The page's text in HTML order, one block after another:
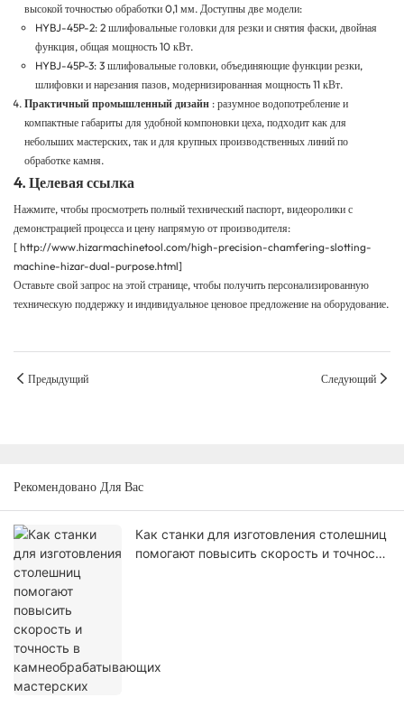
высокой точностью обработки 0,1 мм. Доступны две модели:
HYBJ-45P-2: 2 шлифовальные головки для резки и снятия фаски, двойная
функция, общая мощность 10 кВт.
HYBJ-45P-3: 3 шлифовальные головки, объединяющие функции резки,
шлифовки и нарезания пазов, модернизированная мощность 11 кВт.
Практичный промышленный дизайн : разумное водопотребление и
компактные габариты для удобной компоновки цеха, подходит как для
небольших мастерских, так и для крупных производственных линий по
обработке камня.
4. Целевая ссылка
Нажмите, чтобы просмотреть полный технический паспорт, видеоролики с
демонстрацией процесса и цену напрямую от производителя:
[ http://www.hizarmachinetool.com/high-precision-chamfering-slotting-
machine-hizar-dual-purpose.html]
Оставьте свой запрос на этой странице, чтобы получить персонализированную
техническую поддержку и индивидуальное ценовое предложение на оборудование.
Предыдущий Следующий
Рекомендовано Для Вас
Как станки для изготовления столешниц
помогают повысить скорость и точность